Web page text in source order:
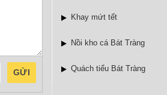
Khay mứt tết
Nồi kho cá Bát Tràng
Quách tiểu Bát Tràng
GỬI